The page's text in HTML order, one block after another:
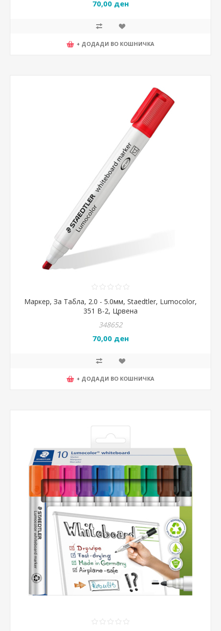
70,00 ден
+ ДОДАДИ ВО КОШНИЧКА
Маркер, За Табла, 2.0 - 5.0мм, Staedtler, Lumocolor,
351 B-2, Црвена
348652
70,00 ден
+ ДОДАДИ ВО КОШНИЧКА